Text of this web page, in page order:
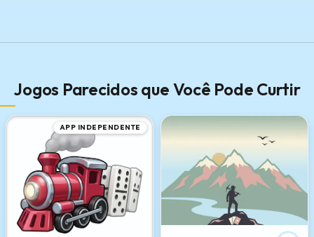
Jogos Parecidos que Você Pode Curtir
APP INDEPENDENTE